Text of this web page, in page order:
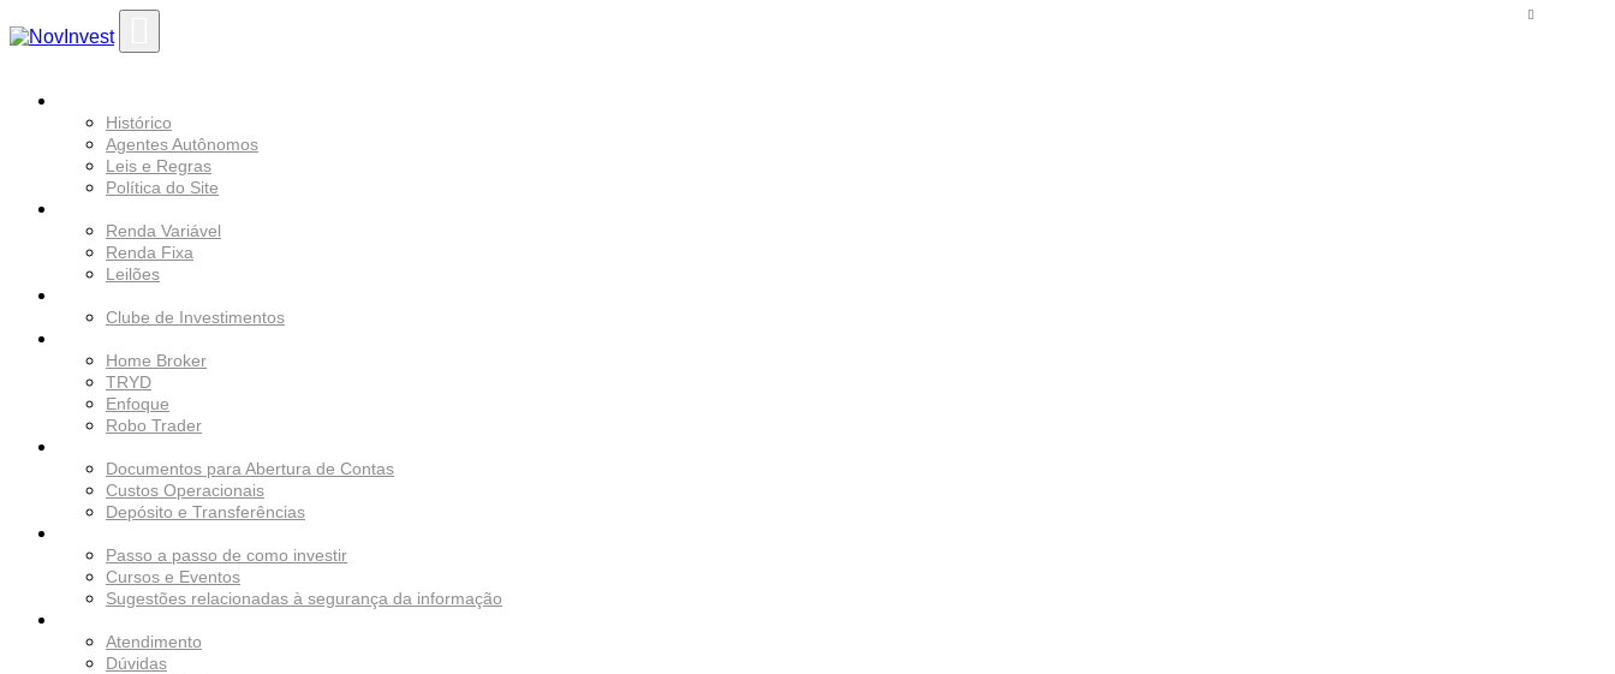
para
Histórico
Agentes Autônomos
Leis e Regras
Política do Site
Renda Variável
Renda Fixa
Leilões
Clube de Investimentos
Home Broker
TRYD
Enfoque
Robo Trader
Documentos para Abertura de Contas
Custos Operacionais
Depósito e Transferências
Passo a passo de como investir
Cursos e Eventos
Sugestões relacionadas à segurança da informação
Atendimento
Dúvidas